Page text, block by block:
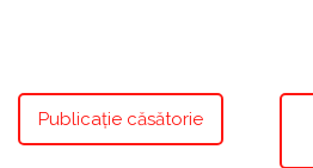
Publicație căsătorie